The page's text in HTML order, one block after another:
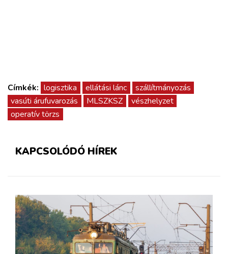
Címkék: logisztika ellátási lánc
szállítmányozás
vasúti árufuvarozás
MLSZKSZ
vészhelyzet
operatív törzs
KAPCSOLÓDÓ HÍREK